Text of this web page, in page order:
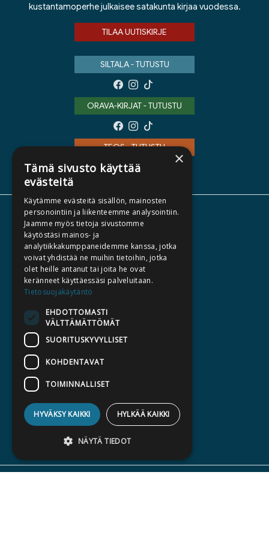
kustantamoperhe julkaisee satakunta kirjaa vuodessa.
TILAA UUTISKIRJE
SILTALA - TUTUSTU
ORAVA-KIRJAT - TUTUSTU
TEOS - TUTUSTU
TIETOA MEISTÄ
KATALOGIT
AJANKOHTAISTA
KIRJA TILAUSTYÖNÄ
MEDIALLE
SILTALA.FI
E-JA ÄÄNIKIRJAT
ENNAKKOTILATTAVAT
LAHJAKORTTI
×
Tämä sivusto käyttää
evästeitä
Käytämme evästeitä sisällön, mainosten
personointiin ja liikenteemme analysointiin.
Jaamme myös tietoja sivustomme
käytöstäsi mainos- ja
analytiikkakumppaneidemme kanssa, jotka
voivat yhdistää ne muihin tietoihin, jotka
olet heille antanut tai joita he ovat
keränneet käyttäessäsi palveluitaan.
Tietosuojakäytäntö
EHDOTTOMASTI
VÄLTTÄMÄTTÖMÄT
SUORITUSKYVYLLISET
KOHDENTAVAT
TOIMINNALLISET
HYVÄKSY KAIKKI HYLKÄÄ KAIKKI
NÄYTÄ TIEDOT